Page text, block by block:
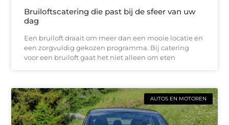
Bruiloftscatering die past bij de sfeer van uw
dag
Een bruiloft draait om meer dan een mooie locatie en
een zorgvuldig gekozen programma. Bij catering
voor een bruiloft gaat het niet alleen om eten
AUTOS EN MOTOREN